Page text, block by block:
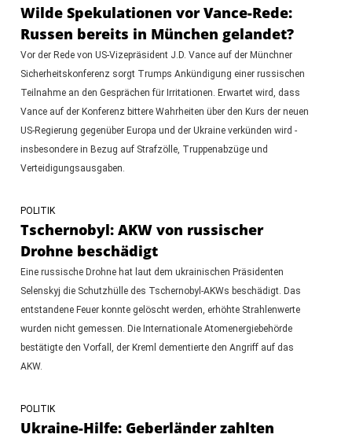
Wilde Spekulationen vor Vance-Rede:
Russen bereits in München gelandet?
Vor der Rede von US-Vizepräsident J.D. Vance auf der Münchner
Sicherheitskonferenz sorgt Trumps Ankündigung einer russischen
Teilnahme an den Gesprächen für Irritationen. Erwartet wird, dass
Vance auf der Konferenz bittere Wahrheiten über den Kurs der neuen
US-Regierung gegenüber Europa und der Ukraine verkünden wird -
insbesondere in Bezug auf Strafzölle, Truppenabzüge und
Verteidigungsausgaben.
POLITIK
Tschernobyl: AKW von russischer
Drohne beschädigt
Eine russische Drohne hat laut dem ukrainischen Präsidenten
Selenskyj die Schutzhülle des Tschernobyl-AKWs beschädigt. Das
entstandene Feuer konnte gelöscht werden, erhöhte Strahlenwerte
wurden nicht gemessen. Die Internationale Atomenergiebehörde
bestätigte den Vorfall, der Kreml dementierte den Angriff auf das
AKW.
POLITIK
Ukraine-Hilfe: Geberländer zahlten